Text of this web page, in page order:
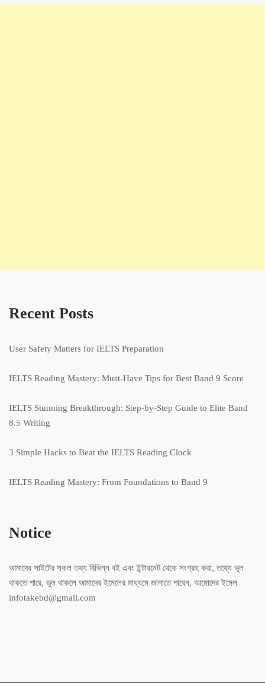
Recent Posts
User Safety Matters for IELTS Preparation
IELTS Reading Mastery: Must-Have Tips for Best Band 9 Score
IELTS Stunning Breakthrough: Step-by-Step Guide to Elite Band
8.5 Writing
3 Simple Hacks to Beat the IELTS Reading Clock
IELTS Reading Mastery: From Foundations to Band 9
Notice
আমাদের সাইটের সকল তথ্য বিভিন্ন বই এবং ইন্টারনেট থেকে সংগ্রহ করা, তথ্যে ভুল
থাকতে পারে, ভুল থাকলে আমাদের ইমেলের মাধ্যমে জানাতে পারেন, আমোদের ইমেল
infotakebd@gmail.com